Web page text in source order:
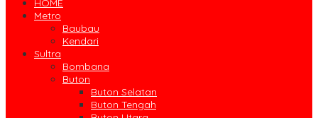
HOME
Metro
Baubau
Kendari
Sultra
Bombana
Buton
Buton Selatan
Buton Tengah